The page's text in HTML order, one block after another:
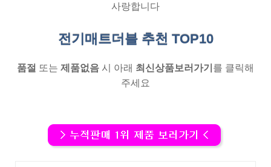
사랑합니다
전기매트더블 추천 TOP10
품절 또는 제품없음 시 아래 최신상품보러가기 를 클릭해
주세요